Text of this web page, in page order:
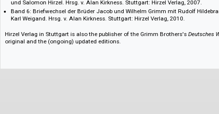
Band 3: Briefwechsel der Brüder Jacob und Wilhelm Grimm mit
Stuttgart: Hirzel Verlag, 2004.
Band 4: Briefwechsel der Brüder Jacob und Wilhelm Grimm mit
Wackernagel, Johann Hugo Wyttenbach und Julius Zacher. Hrsg. v.
Jürgen Jaehrling & Wolfgang Höppner. Stuttgart: Hirzel Verlag, 2010.